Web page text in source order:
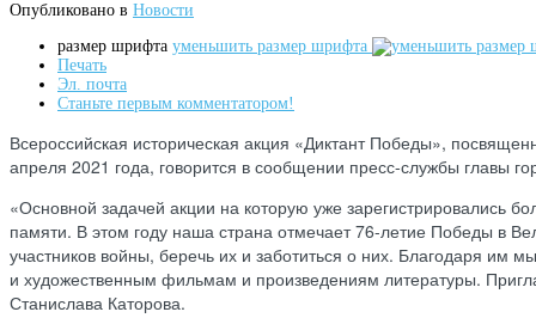
Опубликовано в Новости
размер шрифта уменьшить размер шрифта
Печать
Эл. почта
Станьте первым комментатором!
Всероссийская историческая акция «Диктант Победы»,
апреля 2021 года, говорится в сообщении пресс-службы главы
«Основной задачей акции на которую уже зарегистрировались
памяти. В этом году наша страна отмечает 76-летие Победы в
участников войны, беречь их и заботиться о них. Благодаря
и художественным фильмам и произведениям литературы.
Станислава Каторова.